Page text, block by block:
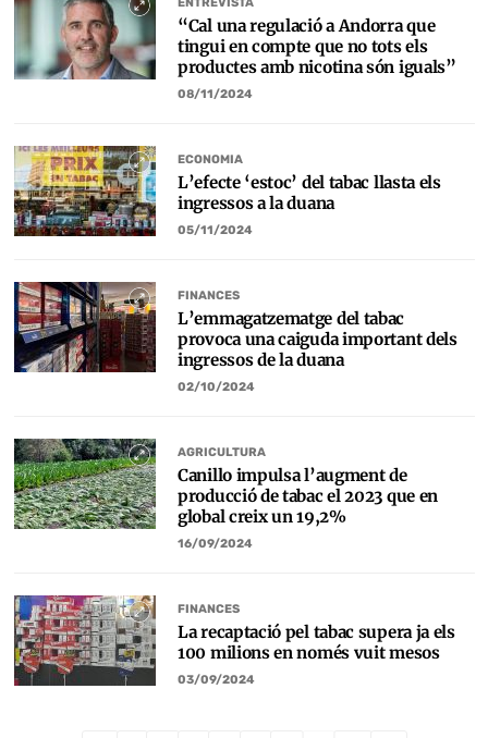
“Cal una regulació a Andorra que
tingui en compte que no tots els
productes amb nicotina són iguals”
08/11/2024
ECONOMIA
L’efecte ‘estoc’ del tabac llasta els
ingressos a la duana
05/11/2024
FINANCES
L’emmagatzematge del tabac
provoca una caiguda important dels
ingressos de la duana
02/10/2024
AGRICULTURA
Canillo impulsa l’augment de
producció de tabac el 2023 que en
global creix un 19,2%
16/09/2024
FINANCES
La recaptació pel tabac supera ja els
100 milions en només vuit mesos
03/09/2024